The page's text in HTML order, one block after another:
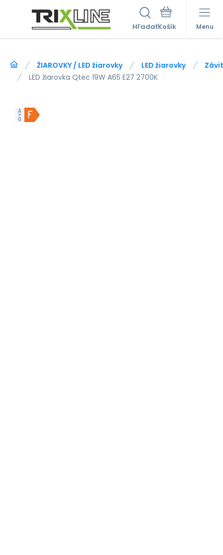
Hľadať Menu
ŽIAROVKY / LED žiarovky LED žiarovky
LED žiarovka Qtec 19W A65 E27 2700K